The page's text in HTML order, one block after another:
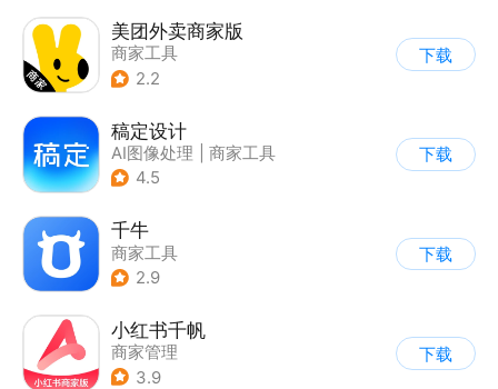
美团外卖商家版
商家工具
2.2
下载
稿定设计
AI图像处理
商家工具
4.5
下载
千牛
商家工具
2.9
下载
小红书千帆
商家管理
3.9
下载